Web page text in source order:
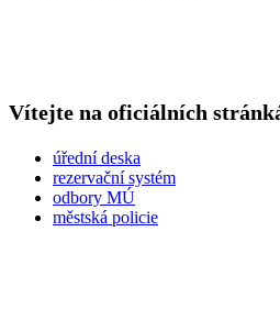
Vítejte na oficiálních
úřední deska
rezervační systém
odbory MÚ
městská policie